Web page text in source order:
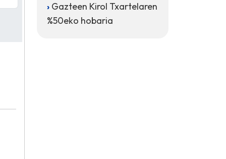
Gazteen Kirol Txartelaren
%50eko hobaria